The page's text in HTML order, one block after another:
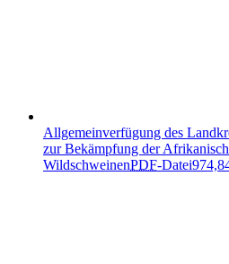
Allgemeinverfügung des
zur Bekämpfung der
WildschweinenPDF-Datei